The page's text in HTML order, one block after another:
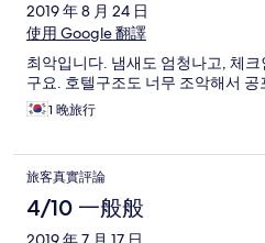
2019 年 8 月 24 日
使用 Google 翻譯
최악입니다. 냄새도 엄청나고, 체
구요. 호텔구조도 너무 조악해서
1 晚旅行
旅客真實評論
4/10 一般般